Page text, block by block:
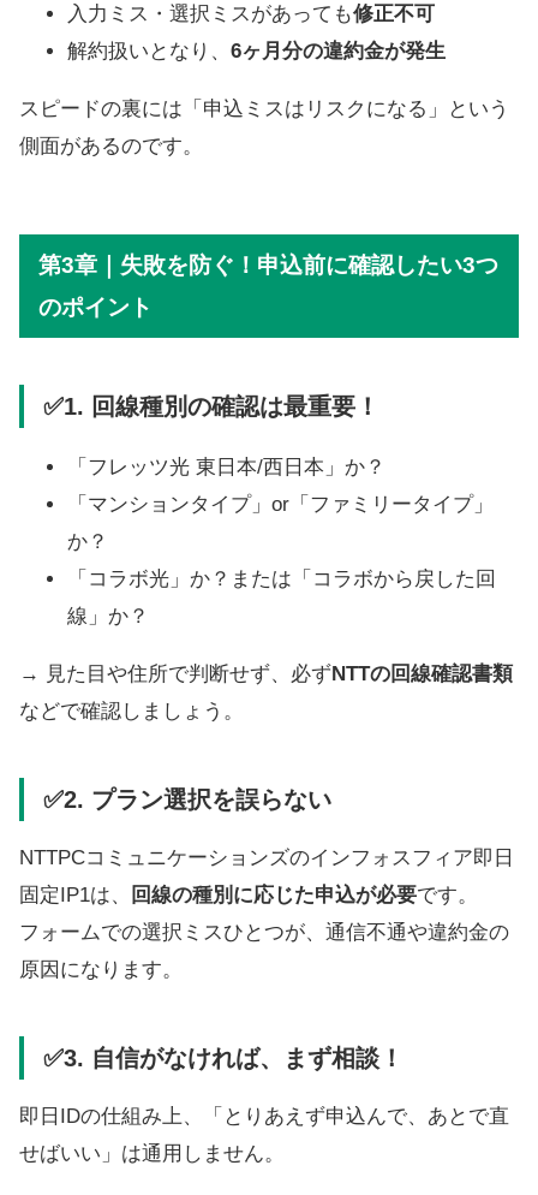
入力ミス・選択ミスがあっても修正不可
解約扱いとなり、 6ヶ月分の違約金が発生
スピードの裏には「申込ミスはリスクになる」という
側面があるのです。
第3章｜失敗を防ぐ！申込前に確認したい3つ
のポイント
✅1. 回線種別の確認は最重要！
「フレッツ光 東日本/西日本」か？
「マンションタイプ」or「ファミリータイプ」
か？
「コラボ光」か？または「コラボから戻した回
線」か？
→ 見た目や住所で判断せず、必ず NTTの回線確認書類
などで確認しましょう。
✅2. プラン選択を誤らない
NTTPCコミュニケーションズのインフォスフィア即日
固定IP1は、
回線の種別に応じた申込が必要です。
フォームでの選択ミスひとつが、通信不通や違約金の
原因になります。
✅3. 自信がなければ、まず相談！
即日IDの仕組み上、「とりあえず申込んで、あとで直
せばいい」は通用しません。